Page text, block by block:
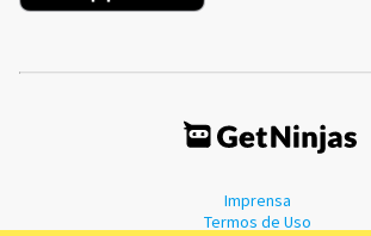
Imprensa
Termos de Uso